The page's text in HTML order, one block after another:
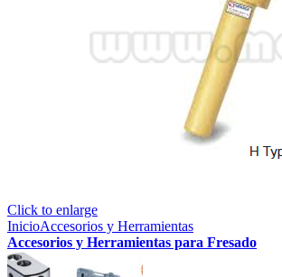
Click to enlarge
InicioAccesorios y Herramientas
Accesorios y Herramientas para Fresado